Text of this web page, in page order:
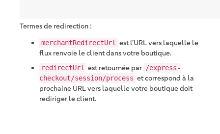
Termes de redirection :
merchantRedirectUrl
est l’URL vers laquelle le
flux renvoie le client dans votre boutique.
redirectUrl est retournée par /express-
checkout/session/process et correspond à la
prochaine URL vers laquelle votre boutique doit
rediriger le client.